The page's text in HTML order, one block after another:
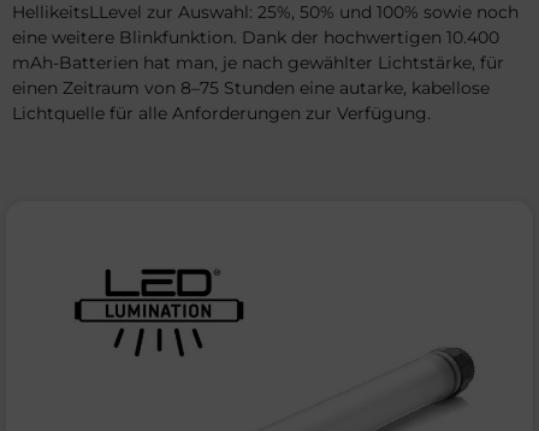
HellikeitsLLevel zur Auswahl: 25%, 50% und 100% sowie noch
eine weitere Blinkfunktion. Dank der hochwertigen 10.400
mAh-Batterien hat man, je nach gewählter Lichtstärke, für
einen Zeitraum von 8–75 Stunden eine autarke, kabellose
Lichtquelle für alle Anforderungen zur Verfügung.